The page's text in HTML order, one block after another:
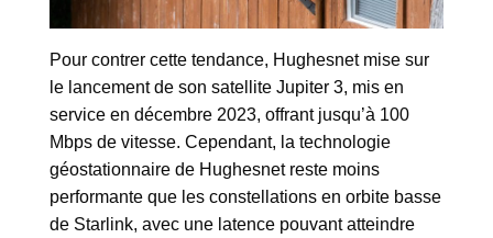
Pour contrer cette tendance, Hughesnet mise sur
le lancement de son satellite Jupiter 3, mis en
service en décembre 2023, offrant jusqu’à 100
Mbps de vitesse. Cependant, la technologie
géostationnaire de Hughesnet reste moins
performante que les constellations en orbite basse
de Starlink, avec une latence pouvant atteindre